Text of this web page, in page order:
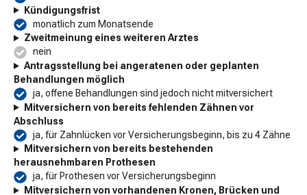
Kündigungsfrist
monatlich zum Monatsende
Zweitmeinung eines weiteren Arztes
nein
Antragsstellung bei angeratenen oder geplanten
Behandlungen möglich
ja, offene Behandlungen sind jedoch nicht mitversichert
Mitversichern von bereits fehlenden Zähnen vor
Abschluss
ja, für Zahnlücken vor Versicherungsbeginn, bis zu 4 Zähne
Mitversichern von bereits bestehenden
herausnehmbaren Prothesen
ja, für Prothesen vor Versicherungsbeginn
Mitversichern von vorhandenen Kronen, Brücken und